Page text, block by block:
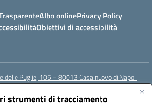
strumenti di tracciamento
Albo onlinePrivacy Policy
Obiettivi di accessibilità
delle Puglie, 105 – 80013 Casalnuovo di Napoli